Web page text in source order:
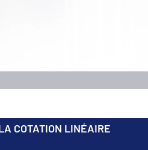
COTATION LINÉAIRE